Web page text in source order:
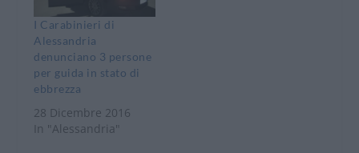
I Carabinieri di
Alessandria
denunciano 3 persone
per guida in stato di
ebbrezza
28 Dicembre 2016
In "Alessandria"